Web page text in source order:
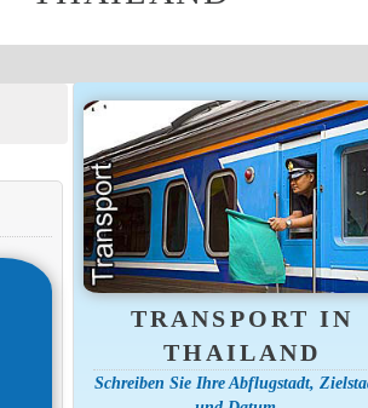
TRANSPORT IN
THAILAND
Schreiben Sie Ihre Abflugstadt,